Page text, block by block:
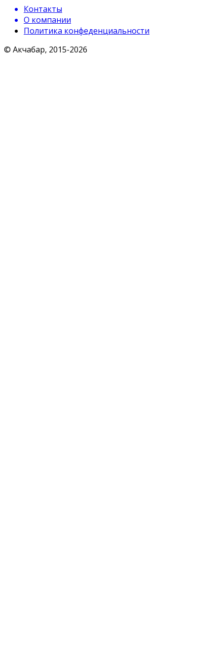
Контакты
О компании
Политика конфеденциальности
© Акчабар, 2015-2026